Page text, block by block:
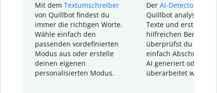
Mit dem Textumschreiber
von Quillbot findest du
immer die richtigen Worte.
Wähle einfach den
passenden vordefinierten
Modus aus oder erstelle
deinen eigenen
personalisierten Modus.
Der AI-Detector
Quillbot analysiert
Texte und erstellt
hilfreichen Bericht.
überprüfst du
einfach Abschnitte,
AI generiert oder
überarbeitet wurden.